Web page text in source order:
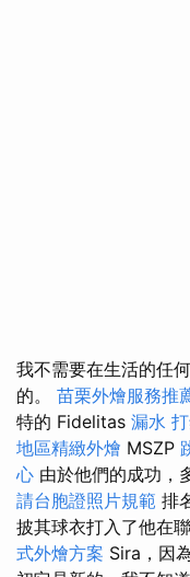
我不需要在生活的任
的。 苗栗外燴服務推
特的 Fidelitas 漏水
地區精緻外燴 MSZP
心 由於他們的成功，
請台胞證照片規範 排
披其球衣打入了他在
式外燴方案 Sira，因